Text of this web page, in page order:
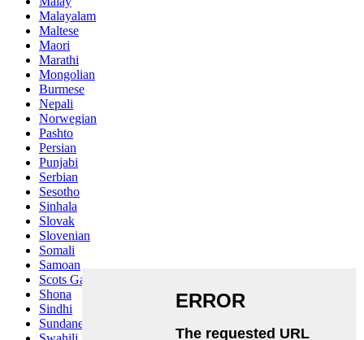
Malayalam
Maltese
Maori
Marathi
Mongolian
Burmese
Nepali
Norwegian
Pashto
Persian
Punjabi
Serbian
Sesotho
Sinhala
Slovak
Slovenian
Somali
Samoan
Scots Gaelic
Shona
Sindhi
Sundanese